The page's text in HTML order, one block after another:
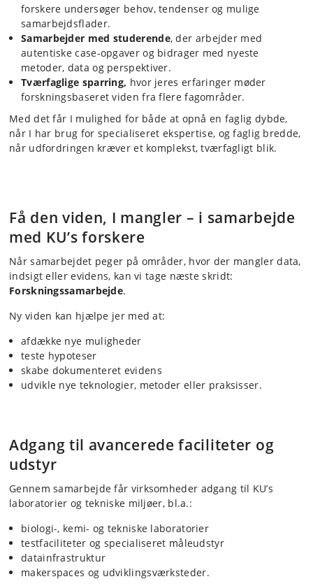
forskere undersøger behov, tendenser og mulige
samarbejdsflader.
Samarbejder med studerende, der arbejder med
autentiske case-opgaver og bidrager med nyeste
metoder, data og perspektiver.
Tværfaglige sparring, hvor jeres erfaringer møder
forskningsbaseret viden fra flere fagområder.
Med det får I mulighed for både at opnå en faglig dybde,
når I har brug for specialiseret ekspertise, og faglig bredde,
når udfordringen kræver et komplekst, tværfagligt blik.
Få den viden, I mangler – i samarbejde
med KU’s forskere
Når samarbejdet peger på områder, hvor der mangler data,
indsigt eller evidens, kan vi tage næste skridt:
Forskningssamarbejde.
Ny viden kan hjælpe jer med at:
afdække nye muligheder
teste hypoteser
skabe dokumenteret evidens
udvikle nye teknologier, metoder eller praksisser.
Adgang til avancerede faciliteter og
udstyr
Gennem samarbejde får virksomheder adgang til KU’s
laboratorier og tekniske miljøer, bl.a.:
biologi-, kemi- og tekniske laboratorier
testfaciliteter og specialiseret måleudstyr
datainfrastruktur
makerspaces og udviklingsværksteder.